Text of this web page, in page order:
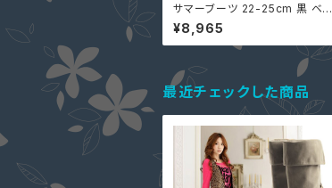
サマーブーツ 22-25cm 黒 ベー
ジュ 茶 一部即納 春ブーツ 夏ブ
ーツ レース ミドルブーツ ローヒ
ール (筒丈誤差大）Cjgy-b866
¥8,965
最近チェックした商品